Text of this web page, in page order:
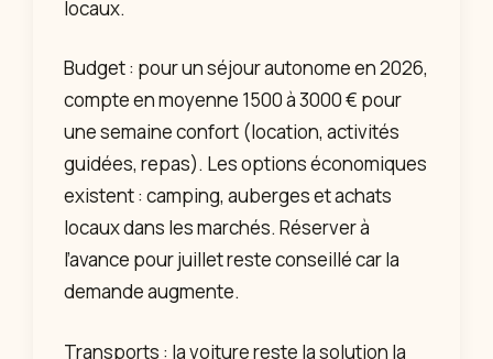
locaux.
Budget : pour un séjour autonome en 2026,
compte en moyenne 1500 à 3000 € pour
une semaine confort (location, activités
guidées, repas). Les options économiques
existent : camping, auberges et achats
locaux dans les marchés. Réserver à
l’avance pour juillet reste conseillé car la
demande augmente.
Transports : la voiture reste la solution la